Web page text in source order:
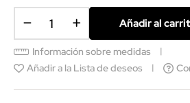
Añadir al
Información sobre medidas
Añadir a la Lista de deseos